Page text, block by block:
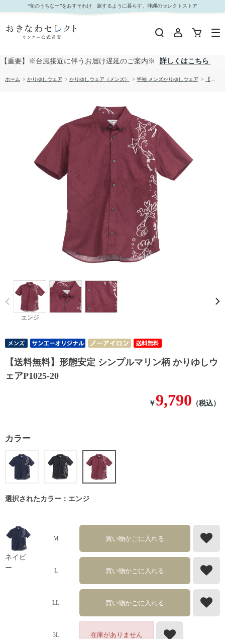
【送料無料】形態安定 シンプルマリン柄 かりゆしウェアP1025-20｜おきなわセレクト サンエー
公式通販
“旬のうちなー”をおすそわけ 旅するように暮らす、沖縄のセレクトストア
【重要】※台風接近に伴うお届け遅延のご案内※ 詳しくはこちら
ホーム > かりゆしウェア > かりゆしウェア（メンズ） > 半袖 メンズかりゆしウェア > 【送料無料】形態安定 シンプルマリン柄 かりゆしウェアP1025-20
エンジ
Prev
【送料無料】形態安定 シンプルマリン柄 かりゆしウ
ェアP1025-20
￥9,790 （税込）
カラー
選択されたカラー：エンジ
ネイビ
ー
M 買い物かごに入れる
L 買い物かごに入れる
LL 買い物かごに入れる
3L 在庫がありません